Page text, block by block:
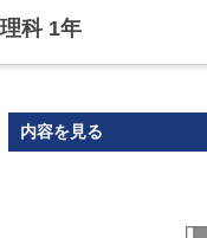
科 1年
内容を見る